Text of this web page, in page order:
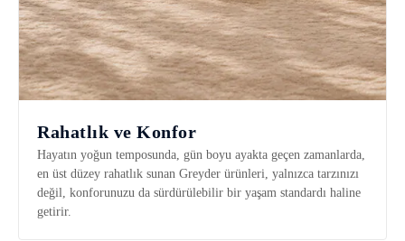
Rahatlık ve Konfor
Hayatın yoğun temposunda, gün boyu ayakta geçen zamanlarda,
en üst düzey rahatlık sunan Greyder ürünleri, yalnızca tarzınızı
değil, konforunuzu da sürdürülebilir bir yaşam standardı haline
getirir.